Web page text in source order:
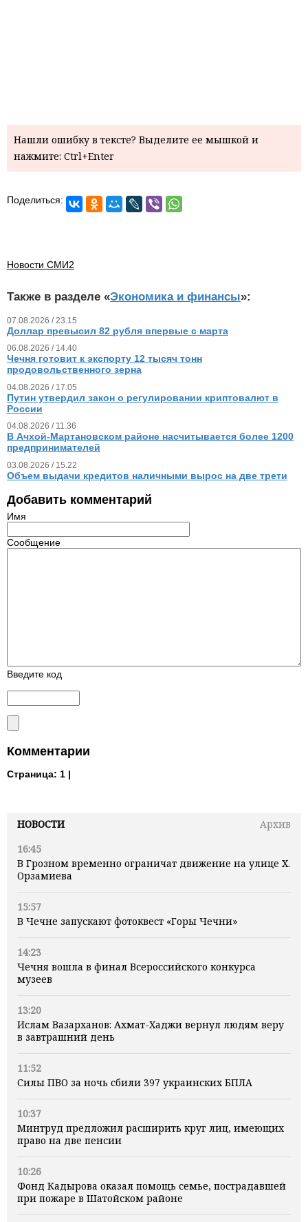
НОВОСТИ
Архив
16:45
В Грозном временно ограничат движение на улице Х.
Орзамиева
15:57
В Чечне запускают фотоквест «Горы Чечни»
14:23
Чечня вошла в финал Всероссийского конкурса
музеев
13:20
Ислам Вазарханов: Ахмат-Хаджи вернул людям веру
в завтрашний день
11:52
Силы ПВО за ночь сбили 397 украинских БПЛА
10:37
Минтруд предложил расширить круг лиц, имеющих
право на две пенсии
10:26
Фонд Кадырова оказал помощь семье, пострадавшей
при пожаре в Шатойском районе
Нашли ошибку в тексте? Выделите ее мышкой и
нажмите: Ctrl+Enter
Поделиться:
Новости СМИ2
Также в разделе «Экономика и финансы»:
07.08.2026 / 23.15
Доллар превысил 82 рубля впервые с марта
06.08.2026 / 14.40
Чечня готовит к экспорту 12 тысяч тонн
продовольственного зерна
04.08.2026 / 17.05
Путин утвердил закон о регулировании криптовалют в
России
04.08.2026 / 11.36
В Ачхой-Мартановском районе насчитывается более 1200
предпринимателей
03.08.2026 / 15.22
Объем выдачи кредитов наличными вырос на две трети
Добавить комментарий
Имя
Сообщение
Введите код
Комментарии
Страница: 1 |